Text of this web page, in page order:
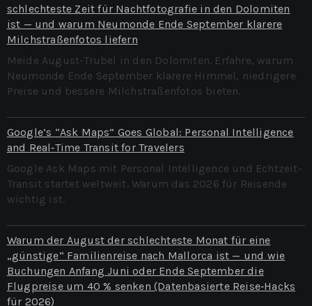
schlechteste Zeit für Nachtfotografie in den Dolomiten
ist — und warum Neumonde Ende September klarere
Milchstraßenfotos liefern
Meide August-Trubel in den Dolomiten. Erfahre, warum
Neumonde Ende September klarere Himmel, niedrigere
Preise und bessere Milchstraßenfotos bieten.
Google’s “Ask Maps” Goes Global: Personal Intelligence
and Real‑Time Transit for Travelers
Google Ask Maps mit Personal Intelligence und Echtzeit-
Transit startet weltweit. Warum das 2026 für Reisende
wichtig ist.
Warum der August der schlechteste Monat für eine
„günstige“ Familienreise nach Mallorca ist — und wie
Buchungen Anfang Juni oder Ende September die
Flugpreise um 40 % senken (Datenbasierte Reise‑Hacks
für 2026)